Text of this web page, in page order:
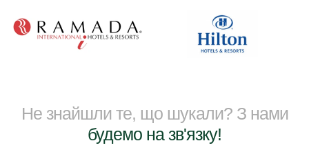
Не знайшли те, що шукали? З нами
будемо на зв'язку!